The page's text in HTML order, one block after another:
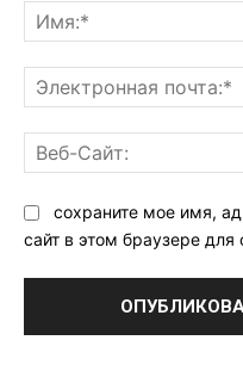
сохраните мое имя,
сайт в этом браузере